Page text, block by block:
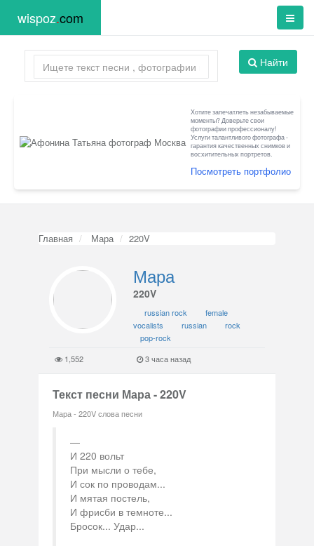
wispoz.com
Найти
Хотите запечатлеть незабываемые
моменты? Доверьте свои
фотографии профессионалу!
Услуги талантливого фотографа -
гарантия качественных снимков и
восхитительных портретов.
Посмотреть портфолио
Главная Мара 220V
Мара
220V
russian rock
female
vocalists
russian
rock
pop-rock
1,552
3 часа назад
Текст песни Мара - 220V
Мара - 220V слова песни
И 220 вольт
При мысли о тебе,
И сок по проводам...
И мятая постель,
И фрисби в темноте...
Бросок... Удар...